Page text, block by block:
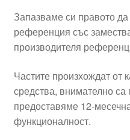
Запазваме си правото
референция със
производителя
Частите произхождат от
средства, внимателно са
предоставяме 12-
функционалност.